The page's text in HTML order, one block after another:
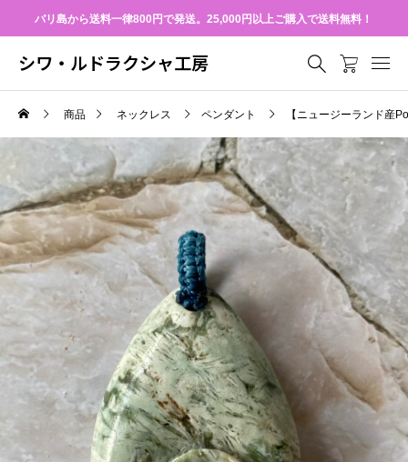
バリ島から送料一律800円で発送。25,000円以上ご購入で送料無料！
シワ・ルドラクシャ工房
商品 ネックレス ペンダント 【ニュージーランド産